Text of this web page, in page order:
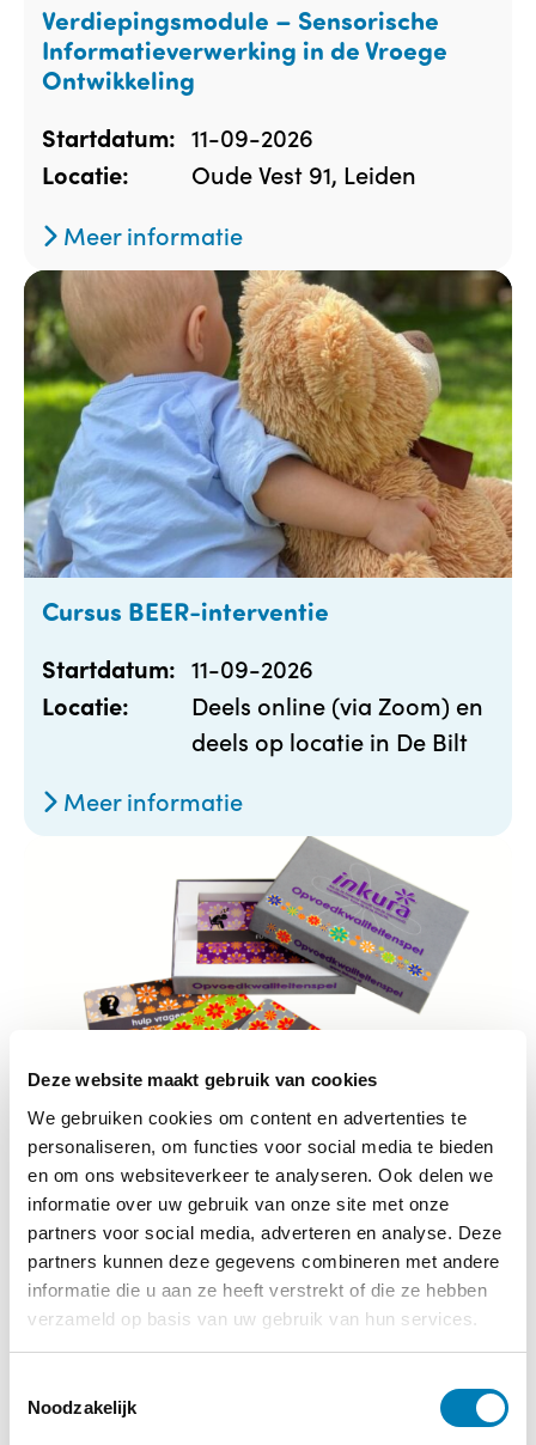
Deze website maakt gebruik van cookies
We gebruiken cookies om content en advertenties te
personaliseren, om functies voor social media te bieden
en om ons websiteverkeer te analyseren. Ook delen we
informatie over uw gebruik van onze site met onze
partners voor social media, adverteren en analyse. Deze
partners kunnen deze gegevens combineren met andere
informatie die u aan ze heeft verstrekt of die ze hebben
verzameld op basis van uw gebruik van hun services.
Noodzakelijk
Verdiepingsmodule – Sensorische
Informatieverwerking in de Vroege
Ontwikkeling
Startdatum: 11-09-2026
Locatie:
Oude Vest 91, Leiden
Meer informatie
Cursus BEER-interventie
Startdatum: 11-09-2026
Locatie:
Deels online (via Zoom) en
deels op locatie in De Bilt
Meer informatie
Training Opvoedkwaliteitenspel
Startdatum: 11-09-2026
Locatie:
Utrecht
Meer informatie